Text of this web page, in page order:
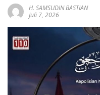
H. SAMSUDIN BASTIAN
Juli 7, 2026